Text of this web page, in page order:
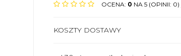
OCENA: 0 NA 5 (OPINII: 0)
KOSZTY DOSTAWY